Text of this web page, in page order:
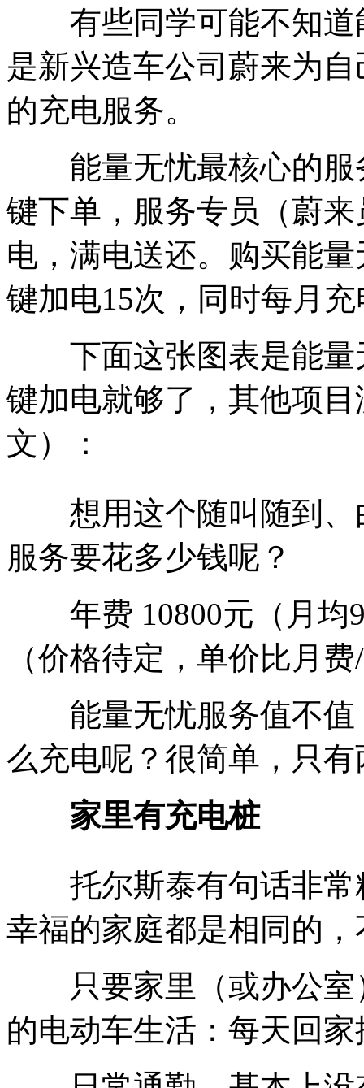
有些同学可能不知道
是新兴造车公司蔚来为自
的充电服务。
能量无忧最核心的服
键下单，服务专员（蔚
电，满电送还。购买能
键加电15次，同时每月
下面这张图表是能量
键加电就够了，其他项
文）：
想用这个随叫随到、
服务要花多少钱呢？
年费 10800元（月均
（价格待定，单价比月
能量无忧服务值不值
么充电呢？很简单，只
家里有充电桩
托尔斯泰有句话非常
幸福的家庭都是相同的
只要家里（或办公室
的电动车生活：每天回